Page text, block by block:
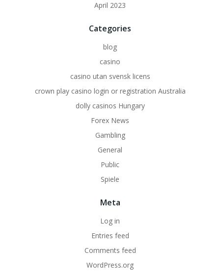
April 2023
Categories
blog
casino
casino utan svensk licens
crown play casino login or registration Australia
dolly casinos Hungary
Forex News
Gambling
General
Public
Spiele
Meta
Log in
Entries feed
Comments feed
WordPress.org